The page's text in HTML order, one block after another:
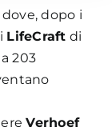
dopo i
LifeCraft di
203
Verhoef